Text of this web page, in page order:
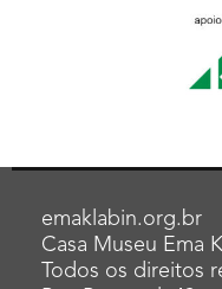
emaklabin.org.br
Casa Museu Ema
Todos os direitos